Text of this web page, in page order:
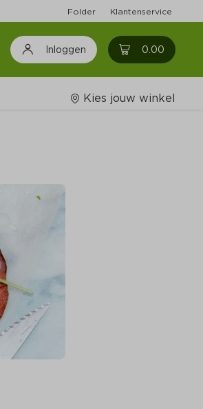
Folder Klantenservice
Inloggen 0.00 0
Kies jouw winkel